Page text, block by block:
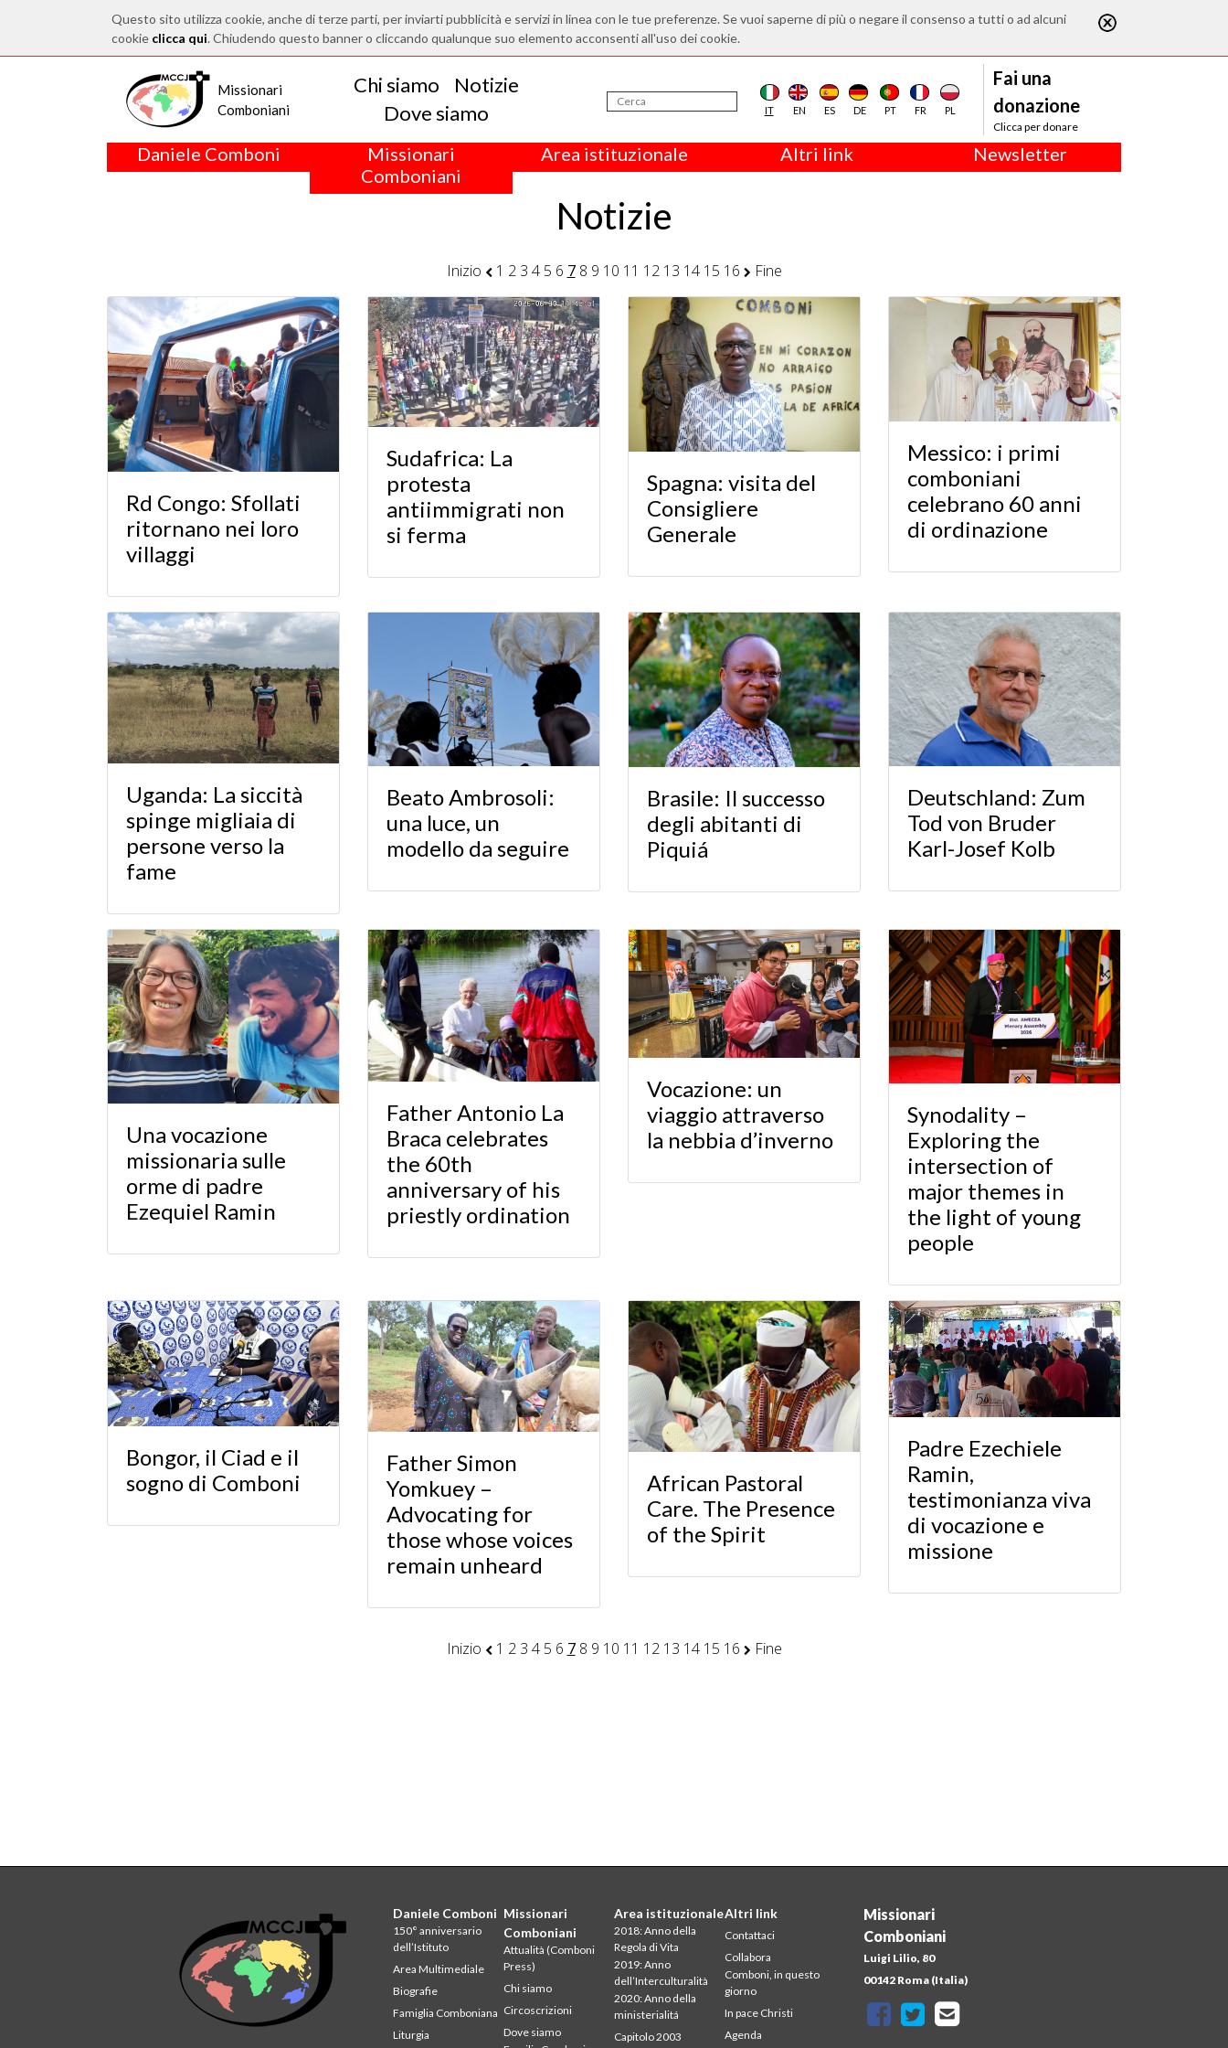
Questo sito utilizza cookie, anche di terze parti, per inviarti pubblicità e servizi in linea con le tue preferenze. Se vuoi saperne di più o negare il consenso a tutti o ad alcuni
cookie clicca qui. Chiudendo questo banner o cliccando qualunque suo elemento acconsenti all'uso dei cookie.
Missionari
Comboniani
Chi siamo
Notizie
Dove siamo
IT EN ES DE PT FR PL
Fai una
donazione
Clicca per donare
Daniele Comboni
Missionari
Comboniani
Area istituzionale Altri link Newsletter
Notizie
Inizio 1 2 3 4 5 6 7 8 9 10 11 12 13 14 15 16 Fine
Rd Congo: Sfollati
ritornano nei loro
villaggi
Sudafrica: La
protesta
antiimmigrati non
si ferma
Spagna: visita del
Consigliere
Generale
Messico: i primi
comboniani
celebrano 60 anni
di ordinazione
Uganda: La siccità
spinge migliaia di
persone verso la
fame
Beato Ambrosoli:
una luce, un
modello da seguire
Brasile: Il successo
degli abitanti di
Piquiá
Deutschland: Zum
Tod von Bruder
Karl-Josef Kolb
Una vocazione
missionaria sulle
orme di padre
Ezequiel Ramin
Father Antonio La
Braca celebrates
the 60th
anniversary of his
priestly ordination
Vocazione: un
viaggio attraverso
la nebbia d’inverno
Synodality –
Exploring the
intersection of
major themes in
the light of young
people
Bongor, il Ciad e il
sogno di Comboni
Father Simon
Yomkuey –
Advocating for
those whose voices
remain unheard
African Pastoral
Care. The Presence
of the Spirit
Padre Ezechiele
Ramin,
testimonianza viva
di vocazione e
missione
Inizio 1 2 3 4 5 6 7 8 9 10 11 12 13 14 15 16 Fine
Missionari
Comboniani
Luigi Lilio, 80
00142 Roma (Italia)
Daniele Comboni
150° anniversario
dell’Istituto
Area Multimediale
Biografie
Famiglia Comboniana
Liturgia
Missionari
Comboniani
Attualità (Comboni
Press)
Chi siamo
Circoscrizioni
Dove siamo
Area istituzionale
2018: Anno della
Regola di Vita
2019: Anno
dell’Interculturalità
2020: Anno della
ministerialitá
Capitolo 2003
Altri link
Contattaci
Collabora
Comboni, in questo
giorno
In pace Christi
Agenda